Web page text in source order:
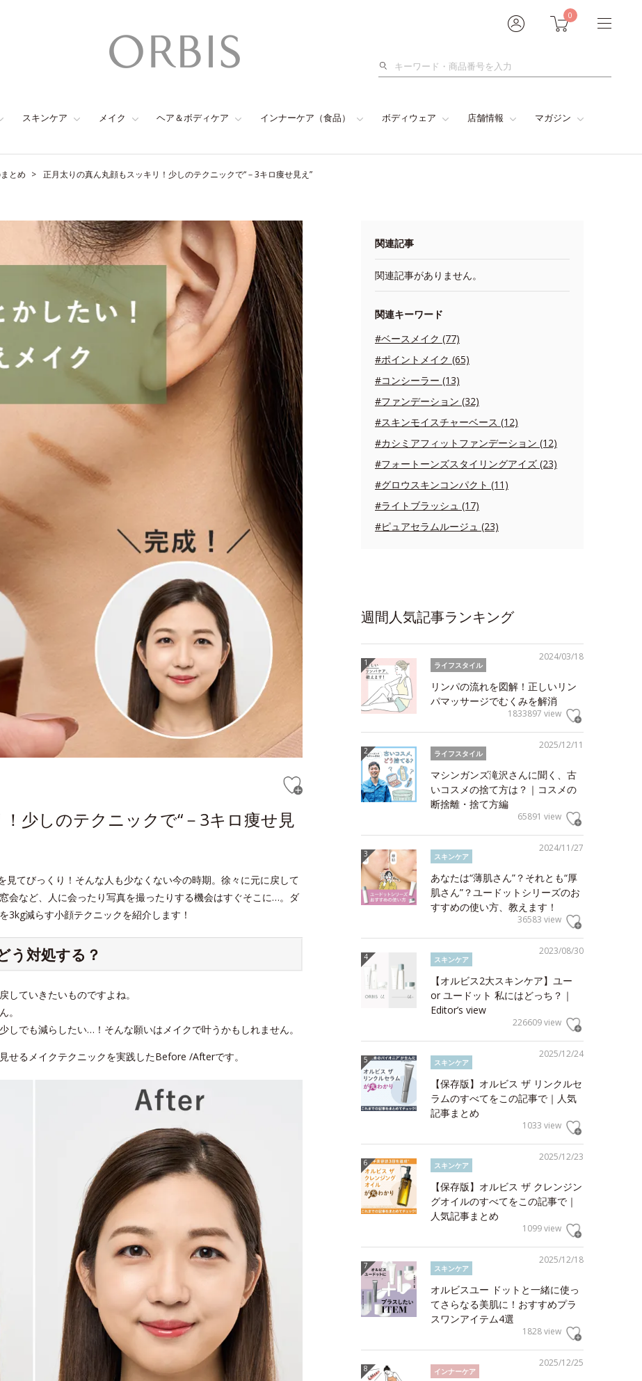
0
検
スキンケア メイク ヘア＆ボディケア インナーケア（食品） ボディウェア 店舗情報 マガジン
とめ 正月太りの真ん丸顔もスッキリ！少しのテクニックで“－3キロ痩せ見え”
少しのテクニックで“－3キロ痩せ見
てびっくり！そんな人も少なくない今の時期。徐々に元に戻して
会など、人に会ったり写真を撮ったりする機会はすぐそこに…。ダ
3kg減らす小顔テクニックを紹介します！
う対処する？
ていきたいものですよね。
。
でも減らしたい…！そんな願いはメイクで叶うかもしれません。
せるメイクテクニックを実践したBefore /Afterです。
関連記事
関連記事がありません。
関連キーワード
#ベースメイク (77)
#ポイントメイク (65)
#コンシーラー (13)
#ファンデーション (32)
#スキンモイスチャーベース (12)
#カシミアフィットファンデーション (12)
#フォートーンズスタイリングアイズ (23)
#グロウスキンコンパクト (11)
#ライトブラッシュ (17)
#ピュアセラムルージュ (23)
週間人気記事ランキング
2024/03/18
ライフスタイル
リンパの流れを図解！正しいリン
パマッサージでむくみを解消
1833897 view
2025/12/11
ライフスタイル
マシンガンズ滝沢さんに聞く、古
いコスメの捨て方は？｜コスメの
断捨離・捨て方編
65891 view
2024/11/27
スキンケア
あなたは“薄肌さん”？それとも“厚
肌さん”？ユードットシリーズのお
すすめの使い方、教えます！
36583 view
2023/08/30
スキンケア
【オルビス2大スキンケア】ユー
or ユードット 私にはどっち？｜
Editor’s view
226609 view
2025/12/24
スキンケア
【保存版】オルビス ザ リンクルセ
ラムのすべてをこの記事で｜人気
記事まとめ
1033 view
2025/12/23
スキンケア
【保存版】オルビス ザ クレンジン
グオイルのすべてをこの記事で｜
人気記事まとめ
1099 view
2025/12/18
スキンケア
オルビスユー ドットと一緒に使っ
てさらなる美肌に！おすすめプラ
スワンアイテム4選
1828 view
2025/12/25
インナーケア